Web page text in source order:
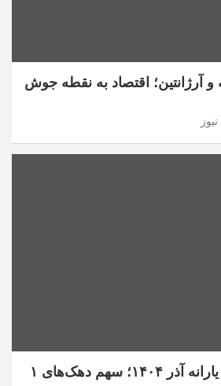
و آرژانتین؛ اقتصاد به نقطه جوش
افزایش قابل توجه یارانه آذر ۱۴۰۴؛ سهم دهک‌های ۱